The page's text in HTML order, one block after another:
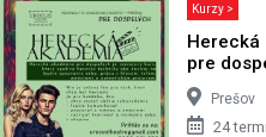
Kurzy >
Herecká
pre
Prešov
24